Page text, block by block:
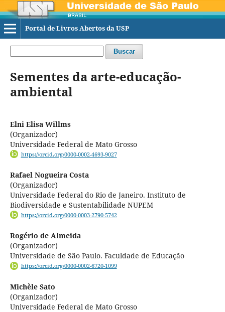
Portal de Livros Abertos da USP
Buscar
Sementes da arte-educação-
ambiental
Elni Elisa Willms
(Organizador)
Universidade Federal de Mato Grosso
https://orcid.org/0000-0002-4693-9027
Rafael Nogueira Costa
(Organizador)
Universidade Federal do Rio de Janeiro. Instituto de
Biodiversidade e Sustentabilidade NUPEM
https://orcid.org/0000-0003-2790-5742
Rogério de Almeida
(Organizador)
Universidade de São Paulo. Faculdade de Educação
https://orcid.org/0000-0002-6720-1099
Michèle Sato
(Organizador)
Universidade Federal de Mato Grosso